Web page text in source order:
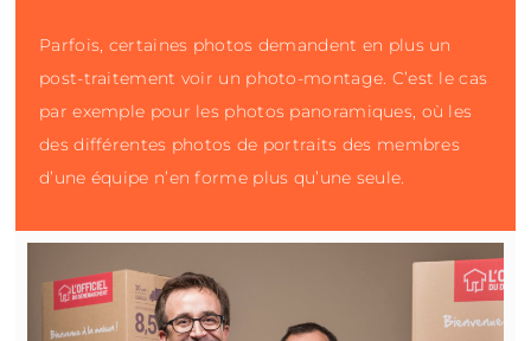
Parfois, certaines photos demandent en plus un
post-traitement voir un photo-montage. C’est le cas
par exemple pour les photos panoramiques, où les
des différentes photos de portraits des membres
d’une équipe n’en forme plus qu’une seule.